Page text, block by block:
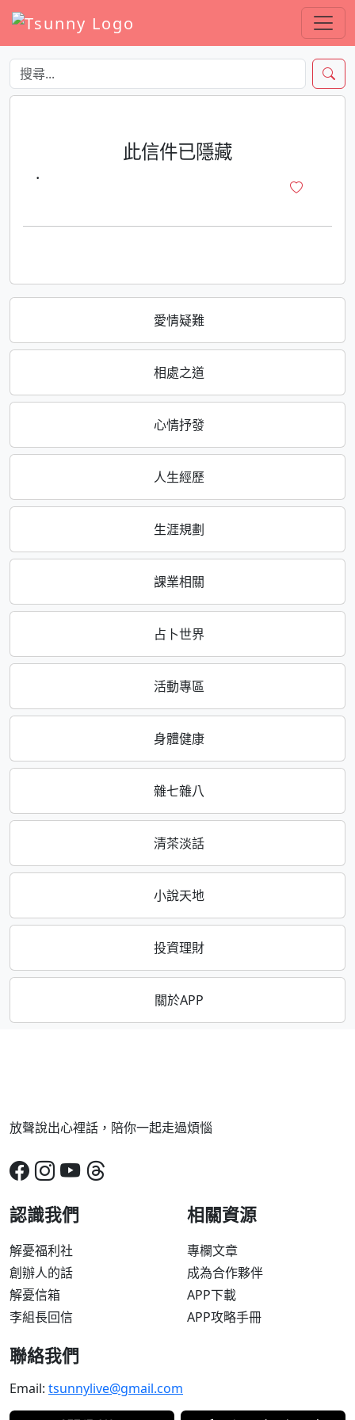
愛情疑難
相處之道
心情抒發
人生經歷
生涯規劃
課業相關
占卜世界
活動專區
身體健康
雜七雜八
清茶淡話
小說天地
投資理財
關於APP
此信件已隱藏
·
放聲說出心裡話，陪你一起走過煩惱
認識我們
解憂福利社
創辦人的話
解憂信箱
李組長回信
相關資源
專欄文章
成為合作夥伴
APP下載
APP攻略手冊
聯絡我們
Email: tsunnylive@gmail.com